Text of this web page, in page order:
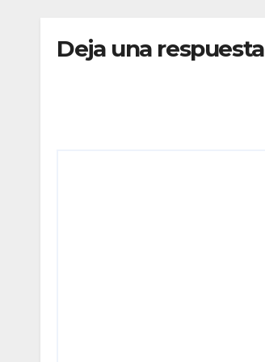
FRAUDE
Deja una respuesta